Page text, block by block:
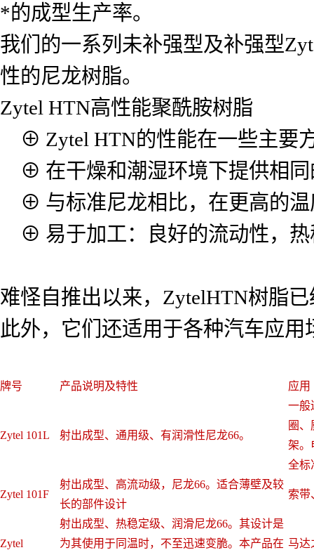
*的成型生产率。
我们的一系列未补强型及补强型
性的尼龙树脂。
Zytel HTN高性能聚酰胺树脂
⊕ Zytel HTN的性能在一些主要
⊕ 在干燥和潮湿环境下提供相同
⊕ 与标准尼龙相比，在更高的温
⊕ 易于加工：良好的流动性，热
难怪自推出以来，ZytelHTN树脂
此外，它们还适用于各种汽车应
牌号 产品说明及特性 应用
Zytel 101L 射出成型、通用级、有润滑性尼龙66。
一般
圈、
架。
全
Zytel 101F
射出成型、高流动级，尼龙66。适合薄壁及较
长的部件设计
索带
Zytel
射出成型、热稳定级、润滑尼龙66。其设计是
为其使用于同温时，不至迅速变脆。本产品在 马达